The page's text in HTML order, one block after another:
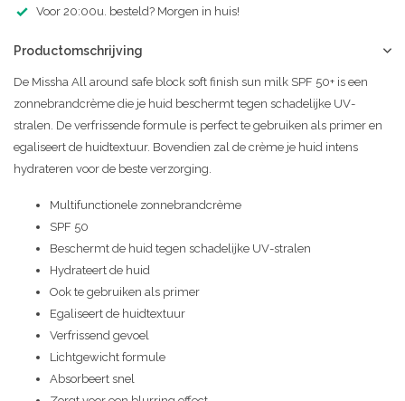
Voor 20:00u. besteld? Morgen in huis!
Productomschrijving
De Missha All around safe block soft finish sun milk SPF 50+ is een
zonnebrandcrème die je huid beschermt tegen schadelijke UV-
stralen. De verfrissende formule is perfect te gebruiken als primer en
egaliseert de huidtextuur. Bovendien zal de crème je huid intens
hydrateren voor de beste verzorging.
Multifunctionele zonnebrandcrème
SPF 50
Beschermt de huid tegen schadelijke UV-stralen
Hydrateert de huid
Ook te gebruiken als primer
Egaliseert de huidtextuur
Verfrissend gevoel
Lichtgewicht formule
Absorbeert snel